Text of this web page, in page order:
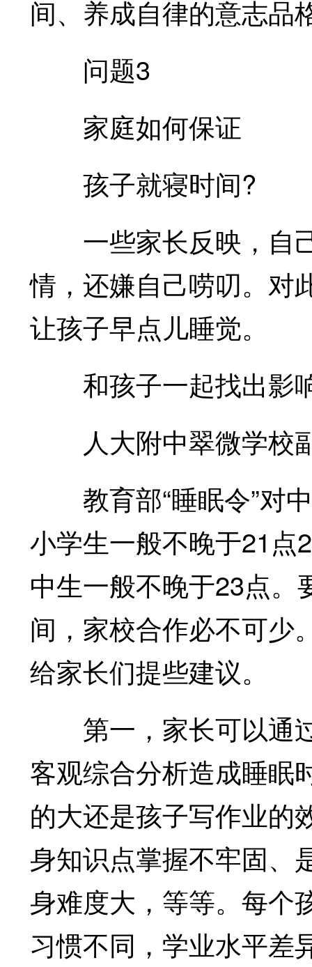
间、养成自律的意志品
问题3
家庭如何保证
孩子就寝时间?
一些家长反映，自
情，还嫌自己唠叨。对
让孩子早点儿睡觉。
和孩子一起找出影
人大附中翠微学校
教育部“睡眠令”对中
小学生一般不晚于21点
中生一般不晚于23点。
间，家校合作必不可少
给家长们提些建议。
第一，家长可以通
客观综合分析造成睡眠
的大还是孩子写作业的
身知识点掌握不牢固、
身难度大，等等。每个
习惯不同，学业水平差